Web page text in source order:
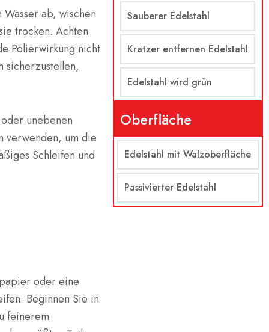
ab, wischen
trocken. Achten
Polierwirkung nicht
sicherzustellen,
unebenen
verwenden, um die
Schleifen und
oder eine
Beginnen Sie in
feinerem
Sauberer Edelstahl
Kratzer entfernen Edelstahl
Edelstahl wird grün
Oberfläche
Edelstahl mit Walzoberfläche
Passivierter Edelstahl